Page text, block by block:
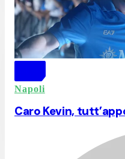
Napoli
Caro Kevin,